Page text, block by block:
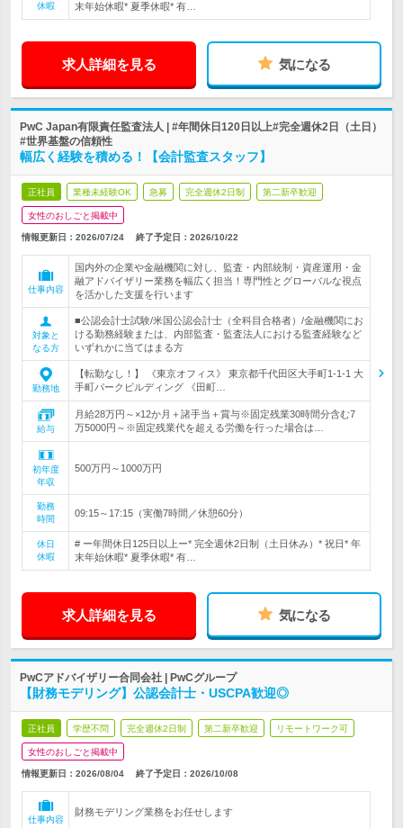
休暇
末年始休暇* 夏季休暇* 有…
求人詳細を見る 気になる
PwC Japan有限責任監査法人 | #年間休日120日以上#完全週休2日（土日）
#世界基盤の信頼性
幅広く経験を積める！【会計監査スタッフ】
正社員 業種未経験OK 急募 完全週休2日制 第二新卒歓迎
女性のおしごと掲載中
情報更新日：2026/07/24 終了予定日： 2026/10/22
仕事内容
国内外の企業や金融機関に対し、監査・内部統制・資産運用・金
融アドバイザリー業務を幅広く担当！専門性とグローバルな視点
を活かした支援を行います
対象と
なる方
■公認会計士試験/米国公認会計士（全科目合格者）/金融機関にお
ける勤務経験または、内部監査・監査法人における監査経験など
いずれかに当てはまる方
勤務地
【転勤なし！】 《東京オフィス》 東京都千代田区大手町1-1-1 大
手町パークビルディング 《田町…
給与
月給28万円～×12か月＋諸手当＋賞与※固定残業30時間分含む7
万5000円～※固定残業代を超える労働を行った場合は…
初年度
年収
500万円～1000万円
勤務
時間
09:15～17:15（実働7時間／休憩60分）
休日
休暇
# ー年間休日125日以上ー* 完全週休2日制（土日休み）* 祝日* 年
末年始休暇* 夏季休暇* 有…
求人詳細を見る 気になる
PwCアドバイザリー合同会社 | PwCグループ
【財務モデリング】公認会計士・USCPA歓迎◎
正社員 学歴不問 完全週休2日制 第二新卒歓迎 リモートワーク可
女性のおしごと掲載中
情報更新日：2026/08/04 終了予定日： 2026/10/08
仕事内容
財務モデリング業務をお任せします